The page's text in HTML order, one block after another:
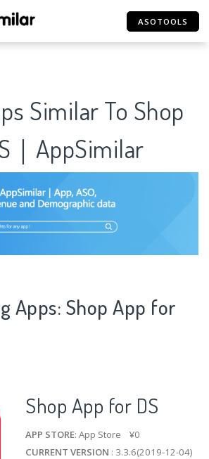
ASOTOOLS
Similar To Shop
｜AppSimilar
Apps: Shop App for
Shop App for DS
APP STORE: App Store ¥0
CURRENT VERSION : 3.3.6(2019-12-04)